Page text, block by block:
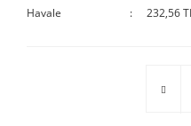
Havale
232,56